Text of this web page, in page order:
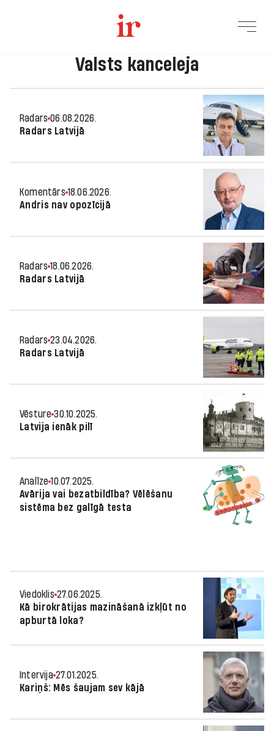
Valsts kanceleja
Radars 06.08.2026.
Radars Latvijā
Komentārs 18.06.2026.
Andris nav opozīcijā
Radars 18.06.2026.
Radars Latvijā
Radars 23.04.2026.
Radars Latvijā
Vēsture 30.10.2025.
Latvija ienāk pilī
Analīze 10.07.2025.
Avārija vai bezatbildība? Vēlēšanu
sistēma bez galīgā testa
Viedoklis 27.06.2025.
Kā birokrātijas mazināšanā izkļūt no
apburtā loka?
Intervija 27.01.2025.
Kariņš: Mēs šaujam sev kājā